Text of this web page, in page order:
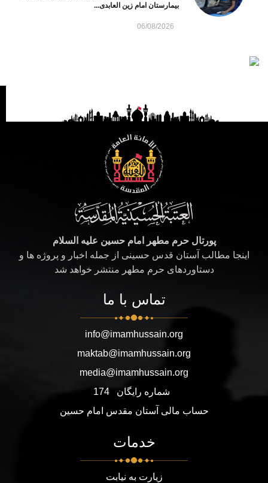
بیمارستان امام زین العابدی...
06/08/2026
پورتال حرم مطهر امام حسین علیه السلام
اینجا مطالب آستان قدس حسینی از جمله اخبار و پروژه ها و
دستاوردهای حرم مطهر منتشر خواهد شد
تماس با ما
info@imamhussain.org
maktab@imamhussain.org
media@imamhussain.org
شماره رایگان
174
حساب مالی آستان مقدس امام حسین
خدمات
زیارت به نیابت